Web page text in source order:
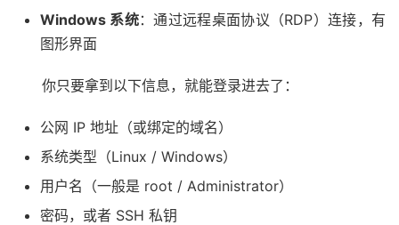
Windows 系统：通过远程桌面协议（RDP）连接，有
图形界面
你只要拿到以下信息，就能登录进去了：
公网 IP 地址（或绑定的域名）
系统类型（Linux / Windows）
用户名（一般是 root / Administrator）
密码，或者 SSH 私钥